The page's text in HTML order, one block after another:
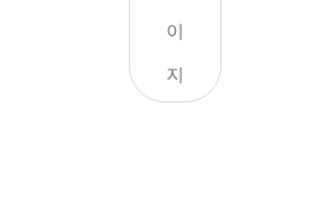
이
지